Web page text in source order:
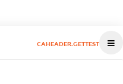
CAHEADER.GETTEST